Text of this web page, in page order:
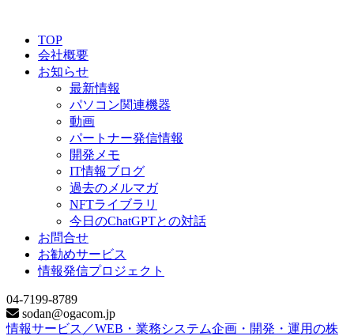
TOP
会社概要
お知らせ
最新情報
パソコン関連機器
動画
パートナー発信情報
開発メモ
IT情報ブログ
過去のメルマガ
NFTライブラリ
今日のChatGPTとの対話
お問合せ
お勧めサービス
情報発信プロジェクト
04-7199-8789
sodan@ogacom.jp
情報サービス／WEB・業務システム企画・開発・運用の株